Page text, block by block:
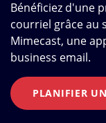
Bénéficiez d'une
courriel grâce au
Mimecast, une
business email.
PLANIFIER